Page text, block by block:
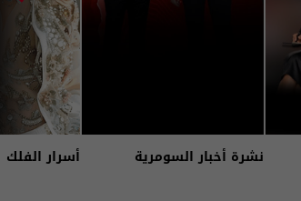
نشرة أخبار السومرية أسرار الفلك